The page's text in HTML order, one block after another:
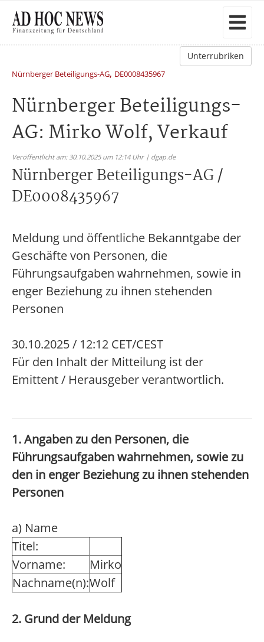
Unterrubriken
Nürnberger Beteiligungs-AG, DE0008435967
Nürnberger Beteiligungs-
AG: Mirko Wolf, Verkauf
Veröffentlicht am: 30.10.2025 um 12:14 Uhr | dgap.de
Nürnberger Beteiligungs-AG /
DE0008435967
Meldung und öffentliche Bekanntgabe der
Geschäfte von Personen, die
Führungsaufgaben wahrnehmen, sowie in
enger Beziehung zu ihnen stehenden
Personen
30.10.2025 / 12:12 CET/CEST
Für den Inhalt der Mitteilung ist der
Emittent / Herausgeber verantwortlich.
1. Angaben zu den Personen, die
Führungsaufgaben wahrnehmen, sowie zu
den in enger Beziehung zu ihnen stehenden
Personen
a) Name
Titel:
Vorname:
Mirko
Nachname(n):Wolf
2. Grund der Meldung